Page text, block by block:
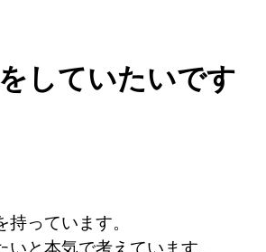
していたいです
っています。
と本気で考えています。